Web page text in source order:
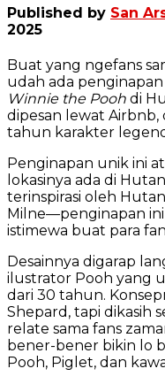
Published by San
2025
Buat yang ngefans
udah ada
Winnie the Pooh di
dipesan lewat
tahun karakter
Penginapan unik ini
lokasinya ada di
terinspirasi oleh
Milne—penginapan
istimewa buat para
Desainnya digarap
ilustrator Pooh yang
dari 30 tahun.
Shepard, tapi dikasih
relate sama fans
bener-bener bikin lo
Pooh, Piglet, dan